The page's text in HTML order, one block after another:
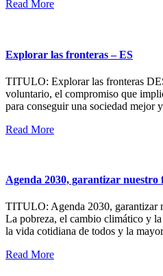
Read More
Explorar las fronteras – ES
TITULO: Explorar las fronteras
voluntario, el compromiso que
para conseguir una sociedad mejor
Read More
Agenda 2030, garantizar nuestro
TITULO: Agenda 2030, garantizar
La pobreza, el cambio climático y la
la vida cotidiana de todos y la
Read More